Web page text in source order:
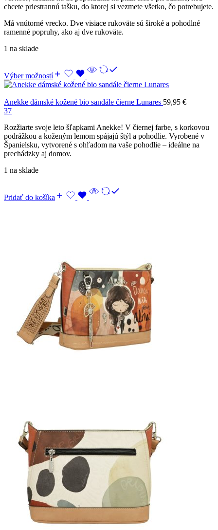
chcete priestrannú tašku, do ktorej si vezmete všetko, čo potrebujete.
Má vnútorné vrecko. Dve visiace rukoväte sú široké a pohodlné
ramenné popruhy, ako aj dve rukoväte.
1 na sklade
Výber možností
Anekke dámské kožené bio sandále čierne Lunares 59,95 €
37
Rozžiarte svoje leto šľapkami Anekke! V čiernej farbe, s korkovou
podrážkou a koženým lemom spájajú štýl a pohodlie. Vyrobené v
Španielsku, vytvorené s ohľadom na vaše pohodlie – ideálne na
prechádzky aj domov.
1 na sklade
Pridať do košíka